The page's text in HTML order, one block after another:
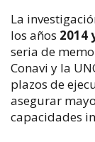
La
los años 2014
seria de
Conavi y la
plazos de
asegurar
capacidades